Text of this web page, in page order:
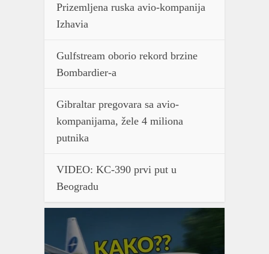
Prizemljena ruska avio-kompanija
Izhavia
Gulfstream oborio rekord brzine
Bombardier-a
Gibraltar pregovara sa avio-
kompanijama, žele 4 miliona
putnika
VIDEO: KC-390 prvi put u
Beogradu